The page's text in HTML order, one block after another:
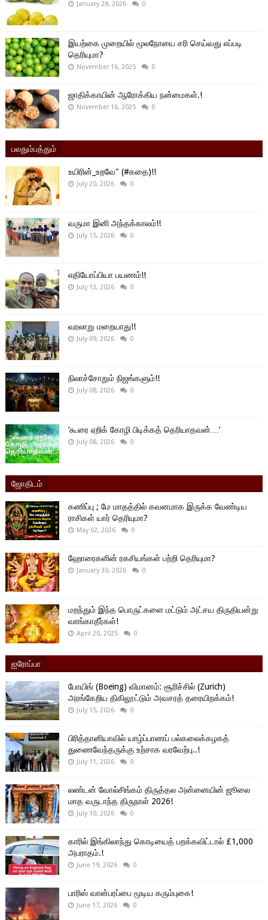
January 28, 2026 0
இயற்கை முறையில் மூலநோயை சரி செய்வது எப்படி
தெரியுமா?
November 16, 2025 0
ஜாதிக்காயின் ஆரோக்கிய நன்மைகள்.!
November 16, 2025 0
பலதும்பத்தும்
உயிரின்_உறவே" (#கதை)!!
July 20, 2026 0
வருமா இனி அந்தக்காலம்!!
July 15, 2026 0
எதியோப்பியா பயணம்!!
July 13, 2026 0
வரலாறு மறையாது!!
July 09, 2026 0
நிலாச்சோறும் நிஜங்களும்!!
July 08, 2026 0
‘கூரை ஏறிக் கோழி பிடிக்கத் தெரியாதவன்…’
July 08, 2026 0
ஜோதிடம்
கணிப்பு ; மே மாதத்தில் கவனமாக இருக்க வேண்டிய
ராசிகள் யார் தெரியுமா?
May 02, 2026 0
ஹோரைகளின் ரகசியங்கள் பற்றி தெரியுமா?
January 30, 2026 0
மறந்தும் இந்த பொருட்களை மட்டும் அட்சய திருதியன்று
வாங்காதீர்கள்!
April 20, 2025 0
ஐரோப்பா
போயிங் (Boeing) விமானம்: சூரிச்சில் (Zurich)
அரங்கேறிய திகிலூட்டும் அவசரத் தரையிறக்கம்!
July 15, 2026 0
பிரித்தானியாவில் யாழ்ப்பாணப் பல்கலைக்கழகத்
துணைவேந்தருக்கு உற்சாக வரவேற்பு..!
July 11, 2026 0
லண்டன் வோல்சிங்கம் திருத்தல அன்னையின் ஜூலை
மாத வருடாந்த திருநாள் 2026!
July 10, 2026 0
காரில் இங்கிலாந்து கொடியைத் பறக்கவிட்டால் £1,000
அபராதம்.!
June 19, 2026 0
பாரிஸ் வான்பரப்பை மூடிய கரும்புகை!
June 17, 2026 0